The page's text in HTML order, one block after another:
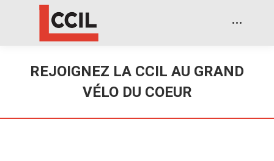
REJOIGNEZ LA CCIL AU GRAND
VÉLO DU COEUR